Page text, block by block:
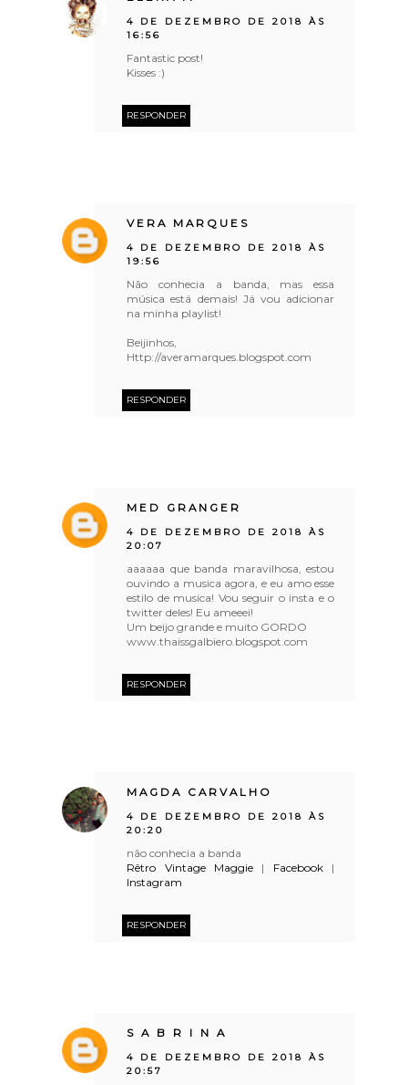
4 DE DEZEMBRO DE 2018 ÀS
16:56
Fantastic post!
Kisses :)
RESPONDER
VERA MARQUES
4 DE DEZEMBRO DE 2018 ÀS
19:56
Não conhecia a banda, mas essa
música está demais! Já vou adicionar
na minha playlist!
Beijinhos,
Http://averamarques.blogspot.com
RESPONDER
MED GRANGER
4 DE DEZEMBRO DE 2018 ÀS
20:07
aaaaaa que banda maravilhosa, estou
ouvindo a musica agora, e eu amo esse
estilo de musica! Vou seguir o insta e o
twitter deles! Eu ameeei!
Um beijo grande e muito GORDO
www.thaissgalbiero.blogspot.com
RESPONDER
MAGDA CARVALHO
4 DE DEZEMBRO DE 2018 ÀS
20:20
não conhecia a banda
Rêtro Vintage Maggie | Facebook|
Instagram
RESPONDER
S A B R I N A
4 DE DEZEMBRO DE 2018 ÀS
20:57